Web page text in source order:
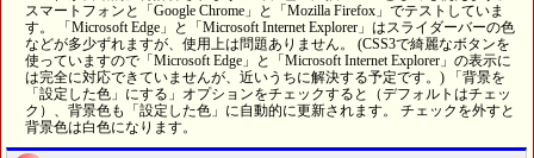
スマートフォンと「Google Chrome」と「Mozilla Firefox」でテストしていま
す。 「Microsoft Edge」と「Microsoft Internet Explorer」はスライダーバーの色
などが多少ずれますが、使用上は問題ありません。 (CSS3で綺麗なボタンを
使っていますので「Microsoft Edge」と「Microsoft Internet Explorer」の表示に
は完全に対応できていませんが、近いうちに解決する予定です。) 「背景を
「設定した色」にする」オプションをチェックすると（デフォルトはチェッ
ク）、背景色も「設定した色」に自動的に更新されます。 チェックを外すと
背景色は白色になります。